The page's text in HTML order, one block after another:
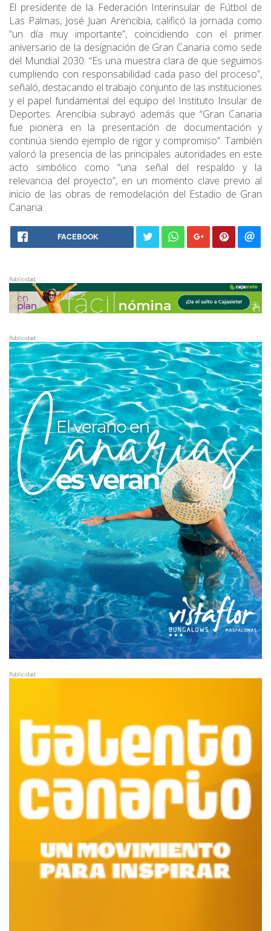
El presidente de la Federación Interinsular de Fútbol de
Las Palmas, José Juan Arencibia, calificó la jornada como
“un día muy importante”, coincidiendo con el primer
aniversario de la designación de Gran Canaria como sede
del Mundial 2030. “Es una muestra clara de que seguimos
cumpliendo con responsabilidad cada paso del proceso”,
señaló, destacando el trabajo conjunto de las instituciones
y el papel fundamental del equipo del Instituto Insular de
Deportes. Arencibia subrayó además que “Gran Canaria
fue pionera en la presentación de documentación y
continúa siendo ejemplo de rigor y compromiso”. También
valoró la presencia de las principales autoridades en este
acto simbólico como “una señal del respaldo y la
relevancia del proyecto”, en un momento clave previo al
inicio de las obras de remodelación del Estadio de Gran
Canaria.
FACEBOOK
Publicidad
Publicidad
Publicidad